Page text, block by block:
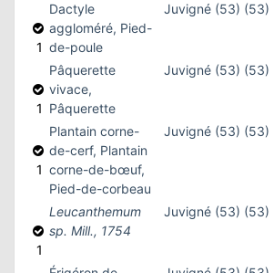
1
Dactyle
aggloméré, Pied-
de-poule
Juvigné (53) (53)
1
Pâquerette
vivace,
Pâquerette
Juvigné (53) (53)
1
Plantain corne-
de-cerf, Plantain
corne-de-bœuf,
Pied-de-corbeau
Juvigné (53) (53)
1
Leucanthemum
sp. Mill., 1754
Juvigné (53) (53)